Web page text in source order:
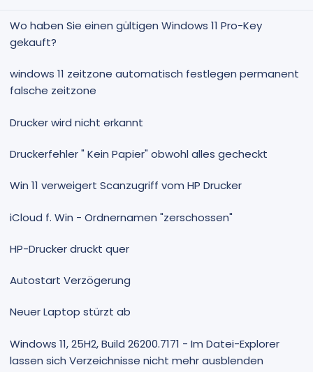
Wo haben Sie einen gültigen Windows 11 Pro-Key
gekauft?
windows 11 zeitzone automatisch festlegen permanent
falsche zeitzone
Drucker wird nicht erkannt
Druckerfehler " Kein Papier" obwohl alles gecheckt
Win 11 verweigert Scanzugriff vom HP Drucker
iCloud f. Win - Ordnernamen "zerschossen"
HP-Drucker druckt quer
Autostart Verzögerung
Neuer Laptop stürzt ab
Windows 11, 25H2, Build 26200.7171 - Im Datei-Explorer
lassen sich Verzeichnisse nicht mehr ausblenden